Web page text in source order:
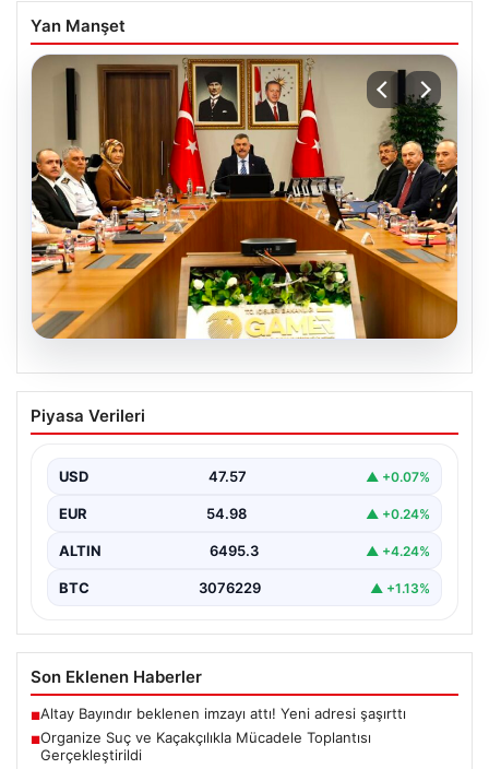
Yan Manşet
05.08.2026
Organize Suç ve Kaçakçılıkla Mücadele
Toplantısı Gerçekleştirildi
kaçakçılık ve organize suçlarla mücadele konularını ele
almak…
Piyasa Verileri
USD 47.57 ▲ +0.07%
EUR 54.98 ▲ +0.24%
ALTIN 6495.3 ▲ +4.24%
BTC 3076229 ▲ +1.13%
Son Eklenen Haberler
■Altay Bayındır beklenen imzayı attı! Yeni adresi şaşırttı
■Organize Suç ve Kaçakçılıkla Mücadele Toplantısı
Gerçekleştirildi